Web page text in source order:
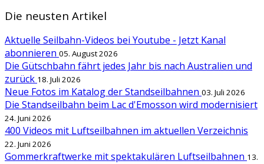
Die neusten Artikel
Aktuelle Seilbahn-Videos bei Youtube - Jetzt Kanal
abonnieren 05. August 2026
Die Gütschbahn fährt jedes Jahr bis nach Australien und
zurück 18. Juli 2026
Neue Fotos im Katalog der Standseilbahnen 03. Juli 2026
Die Standseilbahn beim Lac d'Emosson wird modernisiert
24. Juni 2026
400 Videos mit Luftseilbahnen im aktuellen Verzeichnis
22. Juni 2026
Gommerkraftwerke mit spektakulären Luftseilbahnen 13.